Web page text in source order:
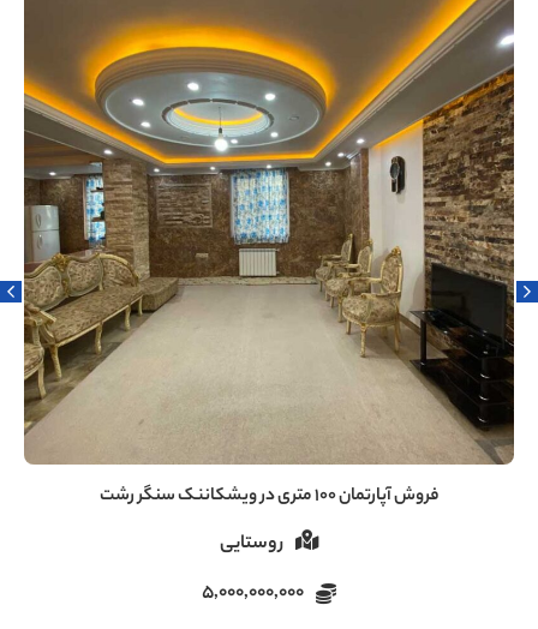
فروش آپارتمان ۱۰۰ متری در ویشکاننک سنگر رشت
روستایی
5,000,000,000